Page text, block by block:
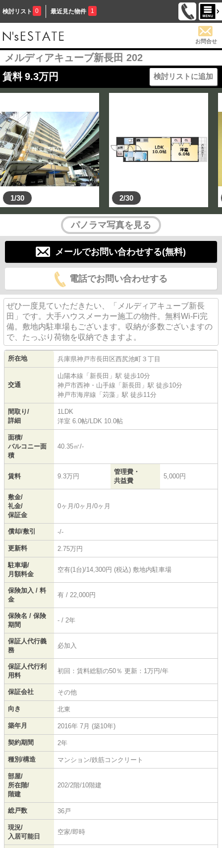
検討リスト 0 最近見た物件 1
お問合せ
メルディアキューブ新長田 202
賃料 9.3万円 検討リストに追加
1/30 2/30
パノラマ写真を見る
メールでお問い合わせする(無料)
電話でお問い合わせする
ぜひ一度見ていただきたい、「メルディアキューブ新長
田」です。大手ハウスメーカー施工の物件。無料Wi-Fi完
備。敷地内駐車場もございます。収納が多数ございますの
で、たっぷり荷物を収納できますよ。
所在地 兵庫県神戸市長田区西尻池町 ３丁目
交通
山陽本線 「 新長田 」駅 徒歩10分
神戸市西神・山手線 「 新長田 」駅 徒歩10分
神戸市海岸線 「 苅藻 」駅 徒歩11分
間取り/
詳細
1LDK
洋室 6.0帖/ LDK 10.0帖
面積/
バルコニー面
積
40.35㎡/-
賃料 9.3万円
管理費・
共益費
5,000円
敷金/
礼金/
保証金
0ヶ月/0ヶ月/0ヶ月
償却/敷引 -/-
更新料 2.75万円
駐車場/
月額料金
空有(1台)/14,300円 (税込) 敷地内駐車場
保険加入 / 料
金
有 / 22,000円
保険名 / 保険
期間
- / 2年
保証人代行義
務
必加入
保証人代行利
用料
初回：賃料総額の50％ 更新：1万円/年
保証会社 その他
向き 北東
築年月 2016年 7月 (築10年)
契約期間 2年
種別/構造 マンション/鉄筋コンクリート
部屋/
所在階/
階建
202/2階/10階建
総戸数 36戸
現況/
入居可能日
空家/即時